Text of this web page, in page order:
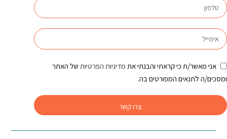
אני מאשר/ת כי קראתי והבנתי את מדיניות הפרטיות של האתר
ומסכים/ה לתנאים המפורטים בה.
צרו קשר